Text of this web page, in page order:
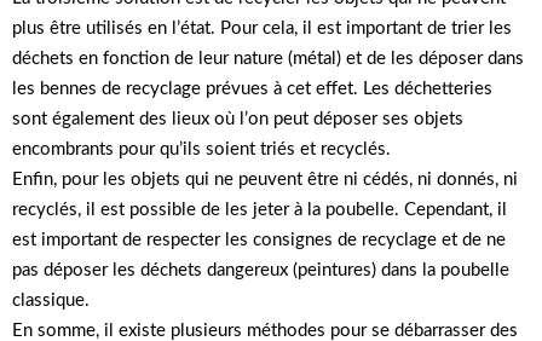
plus être utilisés en l’état. Pour cela, il est important de trier les
déchets en fonction de leur nature (métal) et de les déposer dans
les bennes de recyclage prévues à cet effet. Les déchetteries
sont également des lieux où l’on peut déposer ses objets
encombrants pour qu’ils soient triés et recyclés.
Enfin, pour les objets qui ne peuvent être ni cédés, ni donnés, ni
recyclés, il est possible de les jeter à la poubelle. Cependant, il
est important de respecter les consignes de recyclage et de ne
pas déposer les déchets dangereux (peintures) dans la poubelle
classique.
En somme, il existe plusieurs méthodes pour se débarrasser des